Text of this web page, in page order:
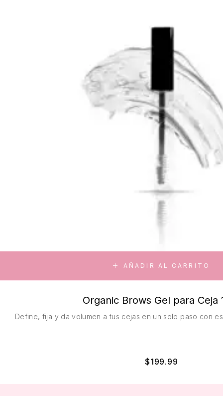
AÑADIR AL CARRITO
Organic Brows Gel para Ceja
Define, fija y da volumen a tus cejas en un solo paso con
$199.99